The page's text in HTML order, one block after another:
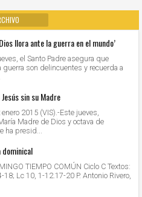
llora ante la guerra en el mundo’
el Santo Padre asegura que
son delincuentes y recuerda a
sin su Madre
2015 (VIS).-Este jueves,
Madre de Dios y octava de
ha presid...
TIEMPO COMÚN Ciclo C Textos:
Lc 10, 1-12.17-20 P. Antonio Rivero,